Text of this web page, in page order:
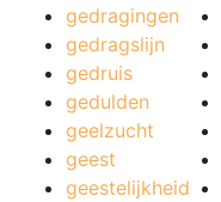
gedragingen
gedragslijn
gedruis
gedulden
geelzucht
geest
geestelijkheid